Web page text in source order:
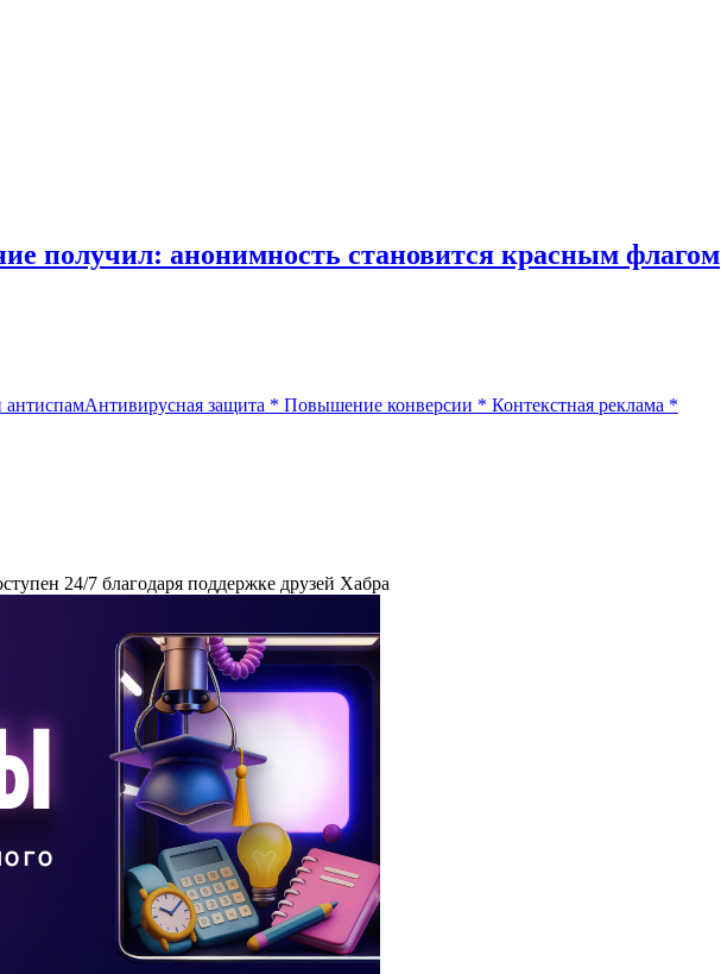
получил: анонимность становится красным флагом
Антивирусная защита * Повышение конверсии * Контекстная реклама *
24/7 благодаря поддержке друзей Хабра